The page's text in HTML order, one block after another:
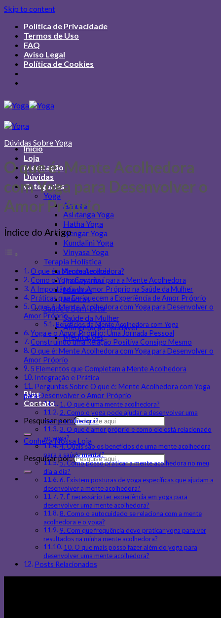
Skip to content
Política de Privacidade
Termos de Uso
FAQ
Aviso Legal
Política de Cookies
Início
Loja
Meditação
Dúvidas
Categorias
Yoga
Asanas
Ashtanga Yoga
Hatha Yoga
Iyengar Yoga
Kundalini Yoga
Vinyasa Yoga
Terapia Holística
Aromaterapia
Pranayama
Mantras
Mudras
Saúde e Bem-Estar
Saúde da Mulher
Alimentação Saudável
Meditações
Blog
Contato
Pesquisar por:
Conheça Nossa Loja
Pesquisar por:
Dúvidas Sobre Yoga
O que é: Mente Acolhedora
com Yoga para Desenvolver o
Amor Próprio
Índice do Artigo
O que é a Mente Acolhedora?
Como o Yoga Contribui para a Mente Acolhedora
A Importância do Amor Próprio na Saúde da Mulher
Práticas que Enriquecem a Experiência de Amor Próprio
O que é: Mente Acolhedora com Yoga para Desenvolver o
Amor Próprio
Benefícios da Mente Acolhedora com Yoga
Yoga e o Amor Próprio: Uma Jornada Pessoal
Construindo uma Relação Positiva Consigo Mesmo
O que é: Mente Acolhedora com Yoga para Desenvolver o
Amor Próprio
5 Elementos que Completam a Mente Acolhedora
Integração e Prática
Perguntas Sobre O que é: Mente Acolhedora com Yoga
para Desenvolver o Amor Próprio
1. O que é uma mente acolhedora?
2. Como o yoga pode ajudar a desenvolver uma
mente acolhedora?
3. O que é amor próprio e como ele está relacionado
ao yoga?
4. Quais são os benefícios de uma mente acolhedora
para a saúde mental?
5. Como posso praticar a mente acolhedora no meu
dia a dia?
6. Existem posturas de yoga específicas que ajudam a
desenvolver a mente acolhedora?
7. É necessário ter experiência em yoga para
desenvolver uma mente acolhedora?
8. Como o autocuidado se relaciona com a mente
acolhedora e o yoga?
9. Com que frequência devo praticar yoga para ver
resultados na minha mente acolhedora?
10. O que mais posso fazer além do yoga para
desenvolver uma mente acolhedora?
Posts Relacionados